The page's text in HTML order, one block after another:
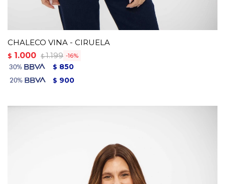
CHALECO VINA - CIRUELA
$ 1.000 $ 1.199 16
$ 850
$ 900